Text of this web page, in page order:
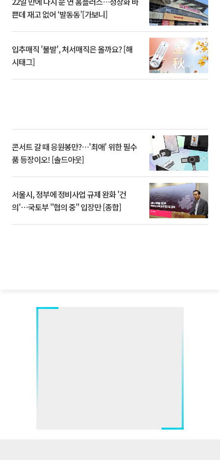
쁜데 재고 없어 ‘발동동’[가보니]
입추매직 '불발', 처서매직은 올까요? [해
시태그]
콘서트 갈 때 응원봉만?⋯'최애' 위한 필수
품 등장이오! [솔드아웃]
서울시, 정부에 정비사업 규제 완화 '건
의'⋯국토부 "협의 중" 입장만 [종합]